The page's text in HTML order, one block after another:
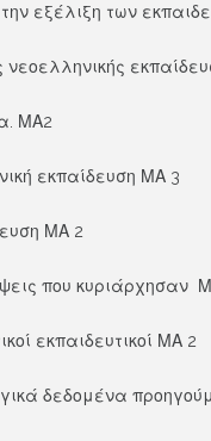
εξέλιξη των
ΜΑ2
εκπαίδευση ΜΑ 3
ΜΑ 2
που κυριάρχησαν
εκπαιδευτικοί ΜΑ 2
δεδομένα